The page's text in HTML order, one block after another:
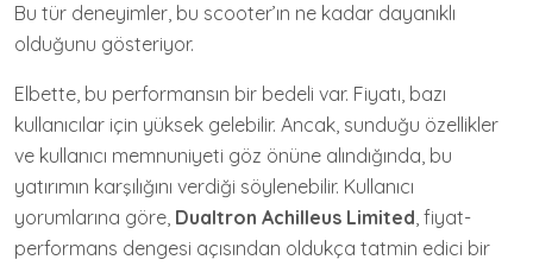
Bu tür deneyimler, bu scooter’ın ne kadar dayanıklı
olduğunu gösteriyor.
Elbette, bu performansın bir bedeli var. Fiyatı, bazı
kullanıcılar için yüksek gelebilir. Ancak, sunduğu özellikler
ve kullanıcı memnuniyeti göz önüne alındığında, bu
yatırımın karşılığını verdiği söylenebilir. Kullanıcı
yorumlarına göre, Dualtron Achilleus Limited, fiyat-
performans dengesi açısından oldukça tatmin edici bir